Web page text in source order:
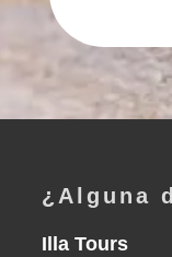
¿Alguna
Illa Tours